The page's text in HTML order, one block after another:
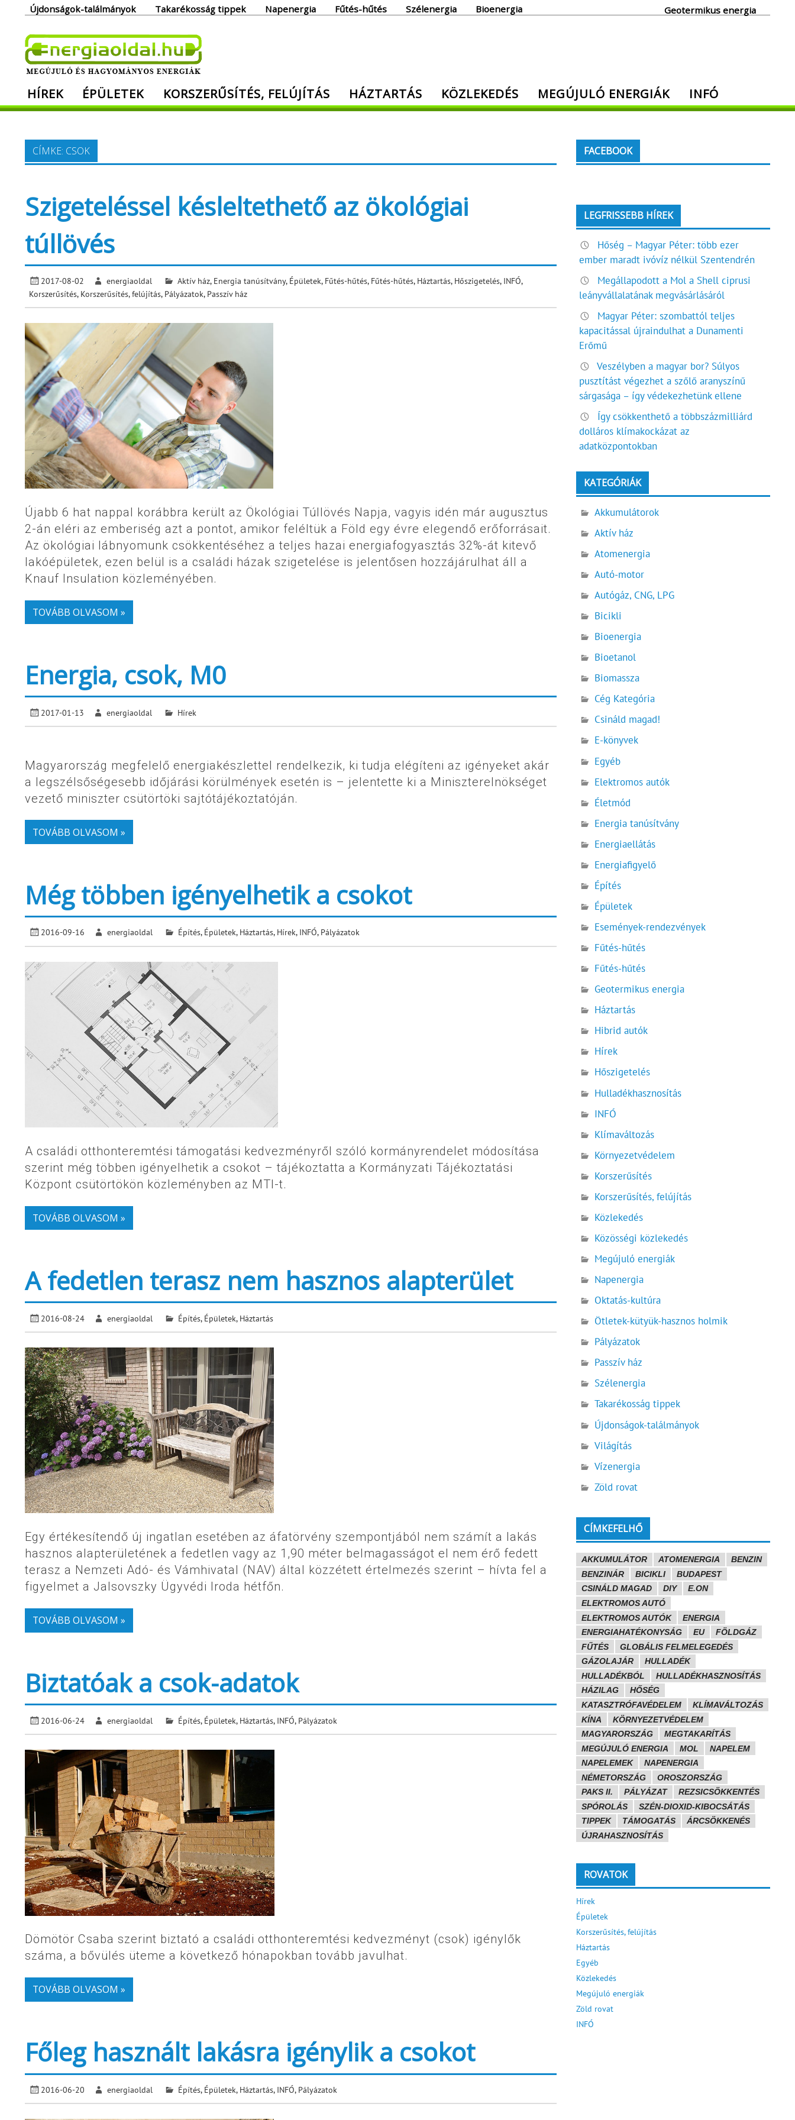
Újdonságok-találmányok Takarékosság tippek Napenergia Fűtés-hűtés Szélenergia Bioenergia Geotermikus energia
Megújuló és hagyományos energiák. Minden, ami energia!
HÍREK ÉPÜLETEK KORSZERŰSÍTÉS, FELÚJÍTÁS HÁZTARTÁS KÖZLEKEDÉS MEGÚJULÓ ENERGIÁK INFÓ
CÍMKE: CSOK
Szigeteléssel késleltethető az ökológiai
túllövés
2017-08-02 energiaoldal Aktív ház, Energia tanúsítvány, Épületek, Fűtés-hűtés, Fűtés-hűtés, Háztartás, Hőszigetelés, INFÓ,
Korszerűsítés, Korszerűsítés, felújítás, Pályázatok, Passzív ház
Újabb 6 hat nappal korábbra került az Ökológiai Túllövés Napja, vagyis idén már augusztus
2-án eléri az emberiség azt a pontot, amikor feléltük a Föld egy évre elegendő erőforrásait.
Az ökológiai lábnyomunk csökkentéséhez a teljes hazai energiafogyasztás 32%-át kitevő
lakóépületek, ezen belül is a családi házak szigetelése is jelentősen hozzájárulhat áll a
Knauf Insulation közleményében.
TOVÁBB OLVASOM »
Energia, csok, M0
2017-01-13 energiaoldal Hírek
Magyarország megfelelő energiakészlettel rendelkezik, ki tudja elégíteni az igényeket akár
a legszélsőségesebb időjárási körülmények esetén is – jelentette ki a Miniszterelnökséget
vezető miniszter csütörtöki sajtótájékoztatóján.
TOVÁBB OLVASOM »
Még többen igényelhetik a csokot
2016-09-16 energiaoldal Építés, Épületek, Háztartás, Hírek, INFÓ, Pályázatok
A családi otthonteremtési támogatási kedvezményről szóló kormányrendelet módosítása
szerint még többen igényelhetik a csokot – tájékoztatta a Kormányzati Tájékoztatási
Központ csütörtökön közleményben az MTI-t.
TOVÁBB OLVASOM »
A fedetlen terasz nem hasznos alapterület
2016-08-24 energiaoldal Építés, Épületek, Háztartás
Egy értékesítendő új ingatlan esetében az áfatörvény szempontjából nem számít a lakás
hasznos alapterületének a fedetlen vagy az 1,90 méter belmagasságot el nem érő fedett
terasz a Nemzeti Adó- és Vámhivatal (NAV) által közzétett értelmezés szerint – hívta fel a
figyelmet a Jalsovszky Ügyvédi Iroda hétfőn.
TOVÁBB OLVASOM »
Biztatóak a csok-adatok
2016-06-24 energiaoldal Építés, Épületek, Háztartás, INFÓ, Pályázatok
Dömötör Csaba szerint biztató a családi otthonteremtési kedvezményt (csok) igénylők
száma, a bővülés üteme a következő hónapokban tovább javulhat.
TOVÁBB OLVASOM »
Főleg használt lakásra igénylik a csokot
2016-06-20 energiaoldal Építés, Épületek, Háztartás, INFÓ, Pályázatok
FACEBOOK
LEGFRISSEBB HÍREK
Hőség – Magyar Péter: több ezer
ember maradt ivóvíz nélkül Szentendrén
Megállapodott a Mol a Shell ciprusi
leányvállalatának megvásárlásáról
Magyar Péter: szombattól teljes
kapacitással újraindulhat a Dunamenti
Erőmű
Veszélyben a magyar bor? Súlyos
pusztítást végezhet a szőlő aranyszínű
sárgasága – így védekezhetünk ellene
Így csökkenthető a többszázmilliárd
dolláros klímakockázat az
adatközpontokban
KATEGÓRIÁK
Akkumulátorok
Aktív ház
Atomenergia
Autó-motor
Autógáz, CNG, LPG
Bicikli
Bioenergia
Bioetanol
Biomassza
Cég Kategória
Csináld magad!
E-könyvek
Egyéb
Elektromos autók
Életmód
Energia tanúsítvány
Energiaellátás
Energiafigyelő
Építés
Épületek
Események-rendezvények
Fűtés-hűtés
Fűtés-hűtés
Geotermikus energia
Háztartás
Hibrid autók
Hírek
Hőszigetelés
Hulladékhasznosítás
INFÓ
Klímaváltozás
Környezetvédelem
Korszerűsítés
Korszerűsítés, felújítás
Közlekedés
Közösségi közlekedés
Megújuló energiák
Napenergia
Oktatás-kultúra
Ötletek-kütyük-hasznos holmik
Pályázatok
Passzív ház
Szélenergia
Takarékosság tippek
Újdonságok-találmányok
Világítás
Vízenergia
Zöld rovat
CÍMKEFELHŐ
AKKUMULÁTOR ATOMENERGIA
BENZIN
BENZINÁR
BICIKLI
BUDAPEST
CSINÁLD MAGAD
DIY
E.ON
ELEKTROMOS AUTÓ
ELEKTROMOS AUTÓK
ENERGIA
ENERGIAHATÉKONYSÁG
EU
FÖLDGÁZ
FŰTÉS
GLOBÁLIS FELMELEGEDÉS
GÁZOLAJÁR
HULLADÉK
HULLADÉKBÓL
HULLADÉKHASZNOSÍTÁS
HÁZILAG
HŐSÉG
KATASZTRÓFAVÉDELEM
KLÍMAVÁLTOZÁS
KÍNA
KÖRNYEZETVÉDELEM
MAGYARORSZÁG
MEGTAKARÍTÁS
MEGÚJULÓ ENERGIA
MOL
NAPELEM
NAPELEMEK
NAPENERGIA
NÉMETORSZÁG
OROSZORSZÁG
PAKS II.
PÁLYÁZAT
REZSICSÖKKENTÉS
SPÓROLÁS
SZÉN-DIOXID-KIBOCSÁTÁS
TIPPEK
TÁMOGATÁS
ÁRCSÖKKENÉS
ÚJRAHASZNOSÍTÁS
ROVATOK
Hírek
Épületek
Korszerűsítés, felújítás
Háztartás
Egyéb
Közlekedés
Megújuló energiák
Zöld rovat
INFÓ